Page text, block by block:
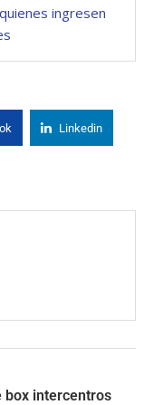
ingresen
Linkedin
box intercentros